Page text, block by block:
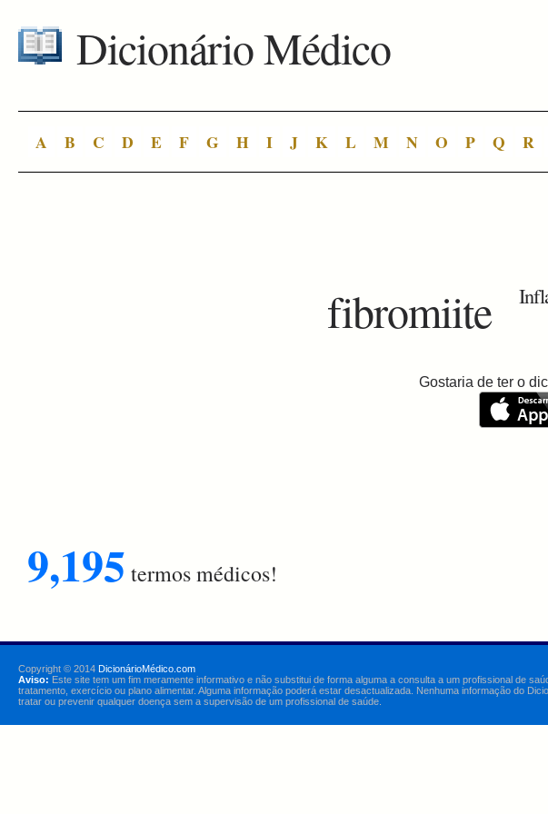
Dicionário Médico
A B C D E F G H I J K L M N O P Q R
fibromiite
Gostaria de ter o
9,195 termos médicos!
Copyright © 2014 DicionárioMédico.com
Aviso: Este site tem um fim meramente informativo e não substitui de forma alguma a consulta a um profissional de
tratamento, exercício ou plano alimentar. Alguma informação poderá estar desactualizada. Nenhuma informação do
tratar ou prevenir qualquer doença sem a supervisão de um profissional de saúde.